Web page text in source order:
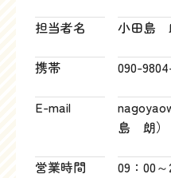
担当者名 小田島
携帯 090-
E-mail
島 朗）
営業時間 09：00